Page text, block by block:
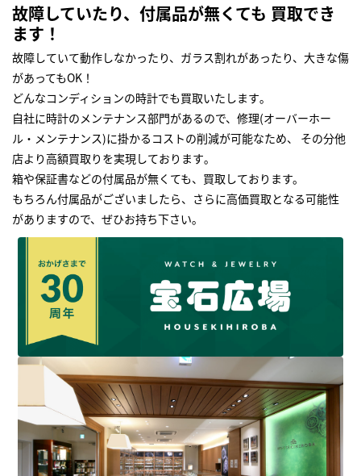
故障していたり、付属品が無くても 買取でき
ます！
故障していて動作しなかったり、ガラス割れがあったり、大きな傷
があってもOK！
どんなコンディションの時計でも買取いたします｡
自社に時計のメンテナンス部門があるので、修理(オーバーホー
ル・メンテナンス)に掛かるコストの削減が可能なため、 その分他
店より高額買取りを実現しております｡
箱や保証書などの付属品が無くても、買取しております。
もちろん付属品がございましたら、さらに高価買取となる可能性
がありますので、ぜひお持ち下さい｡